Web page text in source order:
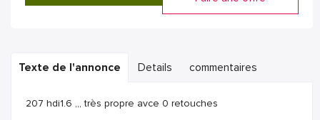
Texte de l'annonce Details commentaires
207 hdi1.6 ,,, très propre avce 0 retouches